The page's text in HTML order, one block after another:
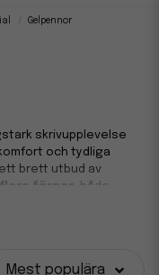
Gelpennor
skrivupplevelse
och tydliga
brett utbud av
färger
, både
pennor passar
Mest populära